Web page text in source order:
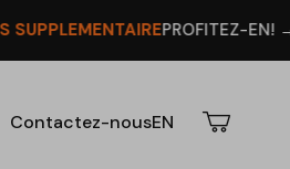
EN! →DU 8 AU 16 AOÛTLE BOSS
Contactez-nousEN